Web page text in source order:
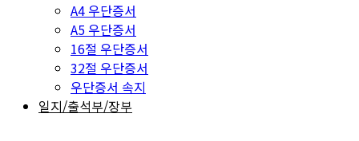
A4 우단증서
A5 우단증서
16절 우단증서
32절 우단증서
우단증서 속지
일지/출석부/장부